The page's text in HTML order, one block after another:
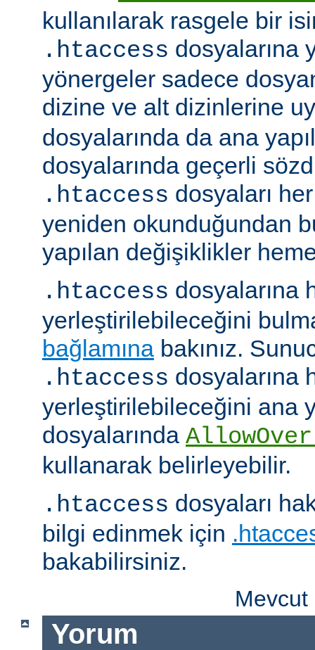
kullanılarak rasgele bir
.htaccess dosyalarına
yönergeler sadece
dizine ve alt dizinlerine
dosyalarında da ana
dosyalarında geçerli
.htaccess dosyaları
yeniden okunduğundan
yapılan değişiklikler
.htaccess dosyalarına
yerleştirilebileceğini
bağlamına bakınız.
.htaccess dosyalarına
yerleştirilebileceğini ana
dosyalarında
kullanarak belirleyebilir.
.htaccess dosyaları
bilgi edinmek için
bakabilirsiniz.
Yorum